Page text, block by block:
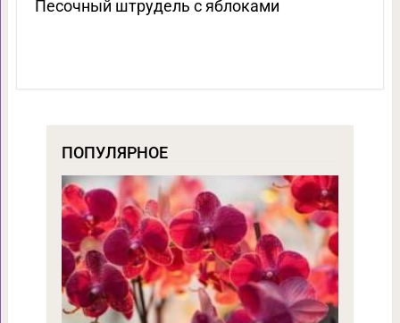
Песочный штрудель с яблоками
ПОПУЛЯРНОЕ